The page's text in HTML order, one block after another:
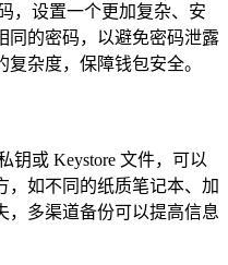
，设置一个更加复杂、安
同的密码，以避免密码泄露
杂度，保障钱包安全。
钥或 Keystore 文件，可以
，如不同的纸质笔记本、加
，多渠道备份可以提高信息